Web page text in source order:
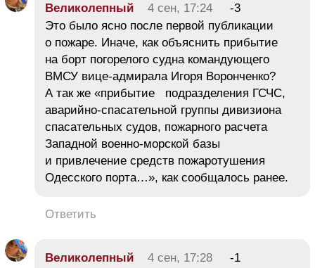
Великолепный 4 сен, 17:24
-3
Это было ясно после первой публикации
о пожаре. Иначе, как объяснить прибытие
на борт погорелого судна командующего
ВМСУ вице-адмирала Игоря Воронченко?
А так же «прибытие подразделения ГСЧС,
аварийно-спасательной группы дивизиона
спасательных судов, пожарного расчета
Западной военно-морской базы
и привлечение средств пожаротушения
Одесского порта…», как сообщалось ранее.
Ответить
Великолепный 4 сен, 17:28
-1